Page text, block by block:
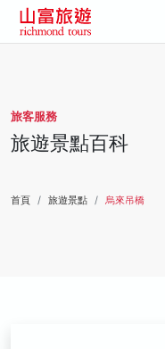
旅客服務
旅遊景點百科
首頁 旅遊景點 烏來吊橋